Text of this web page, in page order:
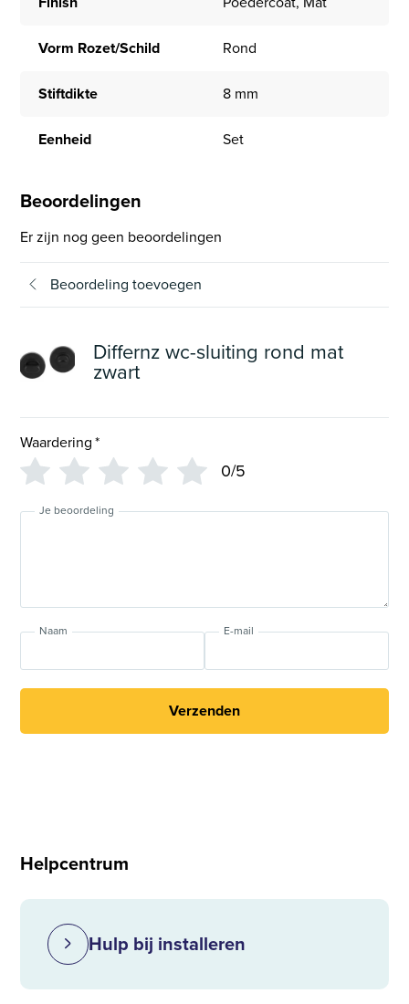
Vorm Rozet/Schild Rond
Stiftdikte 8 mm
Eenheid Set
Beoordelingen
Er zijn nog geen beoordelingen
Beoordeling toevoegen
Differnz wc-sluiting rond mat
zwart
Waardering*
0/5
Je beoordeling
Naam E-mail
Verzenden
Helpcentrum
Hulp bij installeren